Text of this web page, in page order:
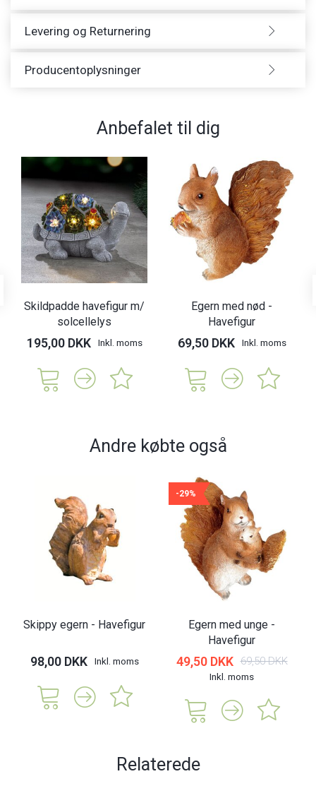
Levering og Returnering
Producentoplysninger
Anbefalet til dig
Skildpadde havefigur m/
solcellelys
195,00 DKK Inkl. moms
Egern med nød -
Havefigur
69,50 DKK Inkl. moms
Andre købte også
Skippy egern - Havefigur
98,00 DKK Inkl. moms
-29%
Egern med unge -
Havefigur
49,50 DKK 69,50 DKK
Inkl. moms
Relaterede